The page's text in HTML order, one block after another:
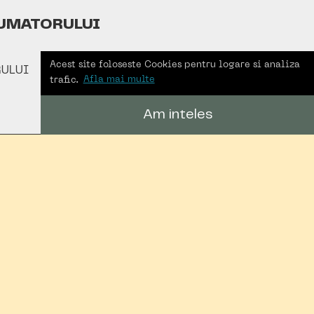
Acest site foloseste Cookies pentru logare si analiza
trafic.
Afla mai multe
Am inteles